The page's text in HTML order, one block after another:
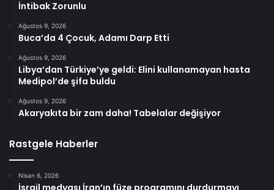
İntibak Zorunlu
Ağustos 9, 2026
Buca’da 4 Çocuk, Adamı Darp Etti
Ağustos 9, 2026
Libya’dan Türkiye’ye geldi: Elini kullanamayan hasta
Medipol’de şifa buldu
Ağustos 9, 2026
Akaryakıta bir zam daha! Tabelalar değişiyor
Rastgele Haberler
Nisan 6, 2026